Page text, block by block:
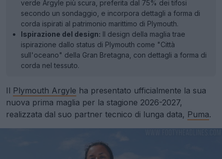
verde Argyle più scura, preferita dal 75% dei tifosi
secondo un sondaggio, e incorpora dettagli a forma di
corda ispirati al patrimonio marittimo di Plymouth.
Ispirazione del design: Il design della maglia trae
ispirazione dallo status di Plymouth come "Città
sull'oceano" della Gran Bretagna, con dettagli a forma di
corda nel tessuto.
Il Plymouth Argyle ha presentato ufficialmente la sua
nuova prima maglia per la stagione 2026-2027,
realizzata dal suo partner tecnico di lunga data, Puma.